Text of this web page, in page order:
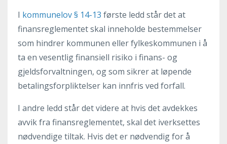
I kommunelov § 14-13 første ledd står det at
finansreglementet skal inneholde bestemmelser
som hindrer kommunen eller fylkeskommunen i å
ta en vesentlig finansiell risiko i finans- og
gjeldsforvaltningen, og som sikrer at løpende
betalingsforpliktelser kan innfris ved forfall.
I andre ledd står det videre at hvis det avdekkes
avvik fra finansreglementet, skal det iverksettes
nødvendige tiltak. Hvis det er nødvendig for å